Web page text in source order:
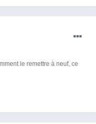
le remettre à neuf, ce